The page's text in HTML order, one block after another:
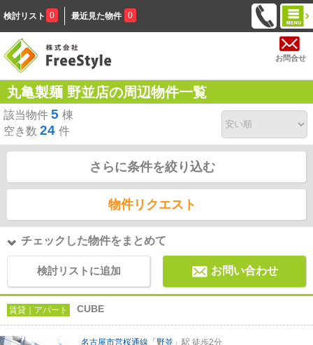
検討リスト 0 最近見た物件 0
お問合せ
丸亀製麺 野並店の周辺物件一覧
該当物件 5 棟
空き数 24 件
さらに条件を絞り込む
物件リクエスト
チェックした物件をまとめて
検討リストに追加 お問い合わせ
賃貸｜アパート CUBE
名古屋市営桜通線 「 野並 」駅 徒歩2分